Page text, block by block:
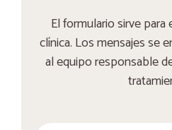
El formulario sirve para
clínica. Los mensajes se
al equipo responsable